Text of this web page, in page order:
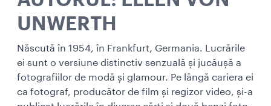
UNWERTH
Născută în 1954, în Frankfurt, Germania. Lucrările
ei sunt o versiune distinctiv senzuală și jucăușă a
fotografiilor de modă și glamour. Pe lângă cariera ei
ca fotograf, producător de film și regizor video, și-a